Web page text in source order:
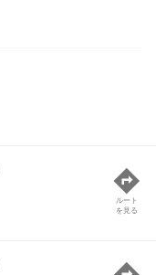
ルート
を見る